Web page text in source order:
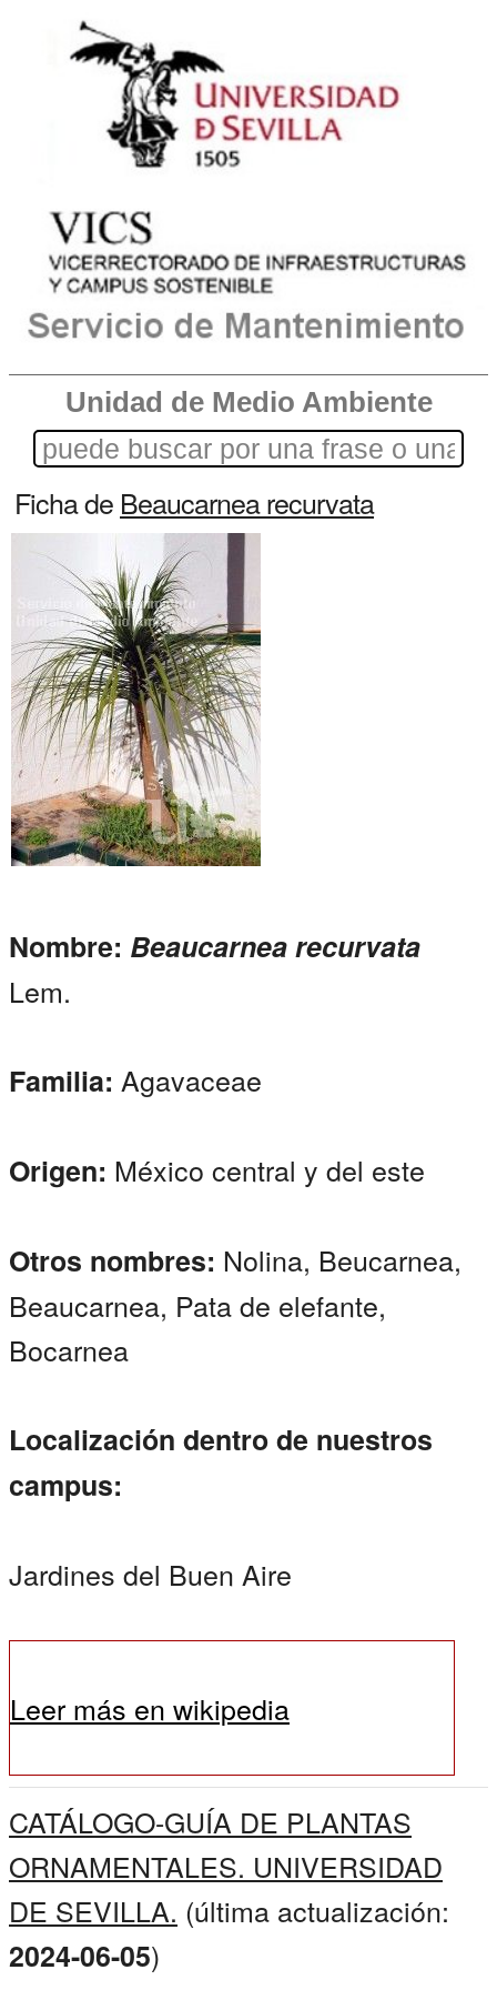
Unidad de Medio Ambiente
Ficha de Beaucarnea recurvata
Nombre: Beaucarnea recurvata
Lem.
Familia: Agavaceae
Origen: México central y del este
Otros nombres: Nolina, Beucarnea,
Beaucarnea, Pata de elefante,
Bocarnea
Localización dentro de nuestros
campus:
Jardines del Buen Aire
Leer más en wikipedia
CATÁLOGO-GUÍA DE PLANTAS
ORNAMENTALES. UNIVERSIDAD
DE SEVILLA. (última actualización:
2024-06-05)